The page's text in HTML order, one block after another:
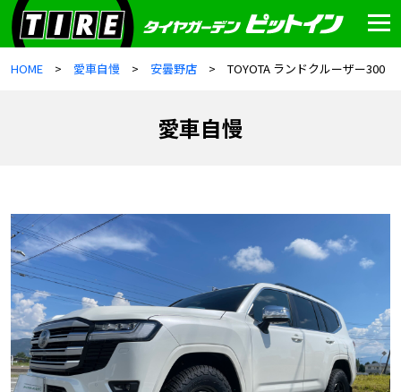
HOME 愛車自慢 安曇野店 TOYOTA ランドクルーザー300
愛車自慢